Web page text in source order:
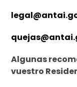
Algunas
vuestro